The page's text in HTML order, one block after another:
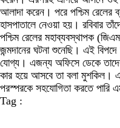
আলাদা করেন। পরে পশ্চিম রেলের
হাসপাতালে নেওয়া হয়। রবিবার
পশ্চিম রেলের মহাব্যবস্থাপক
জন্মদানের ঘটনা শুনেছি। এই বিপদে
যোগ্য। এজন্য অফিসে ডেকে
কার হয়ে আসবে তা বলা মুশকিল।
পরস্পরকে সহযোগিতা করতে পারি
Tag :